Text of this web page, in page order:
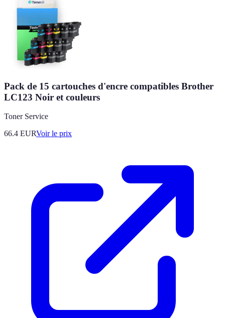
Pack de 15 cartouches d'encre compatibles Brother
LC123 Noir et couleurs
Toner Service
66.4 EURVoir le prix